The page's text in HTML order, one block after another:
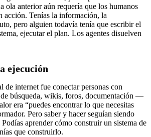
ola anterior aún requería que los humanos
acción. Tenías la información, la
pero alguien todavía tenía que escribir el
ejecutar el plan. Los agentes disuelven
ejecución
de internet fue conectar personas con
búsqueda, wikis, foros, documentación —
era “puedes encontrar lo que necesitas
Pero saber y hacer seguían siendo
Podías aprender cómo construir un sistema de
que construirlo.